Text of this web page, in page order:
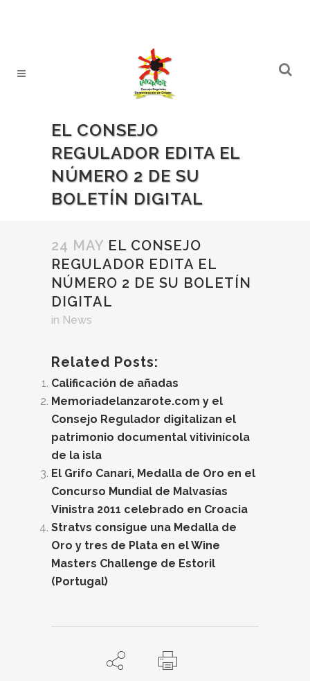
EL CONSEJO
REGULADOR EDITA EL
NÚMERO 2 DE SU
BOLETÍN DIGITAL
24 MAY EL CONSEJO
REGULADOR EDITA EL
NÚMERO 2 DE SU BOLETÍN
DIGITAL
in News
Related Posts:
Calificación de añadas
Memoriadelanzarote.com y el
Consejo Regulador digitalizan el
patrimonio documental vitivinícola
de la isla
El Grifo Canari, Medalla de Oro en el
Concurso Mundial de Malvasías
Vinistra 2011 celebrado en Croacia
Stratvs consigue una Medalla de
Oro y tres de Plata en el Wine
Masters Challenge de Estoril
(Portugal)